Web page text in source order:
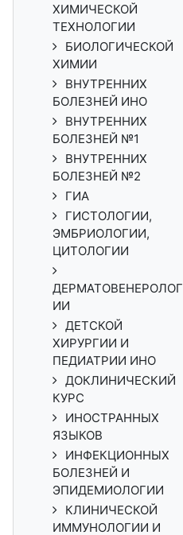
ХИМИЧЕСКОЙ
ТЕХНОЛОГИИ
БИОЛОГИЧЕСКОЙ
ХИМИИ
ВНУТРЕННИХ
БОЛЕЗНЕЙ ИНО
ВНУТРЕННИХ
БОЛЕЗНЕЙ №1
ВНУТРЕННИХ
БОЛЕЗНЕЙ №2
ГИА
ГИСТОЛОГИИ,
ЭМБРИОЛОГИИ,
ЦИТОЛОГИИ
ДЕРМАТОВЕНЕРОЛОГ
ИИ
ДЕТСКОЙ
ХИРУРГИИ И
ПЕДИАТРИИ ИНО
ДОКЛИНИЧЕСКИЙ
КУРС
ИНОСТРАННЫХ
ЯЗЫКОВ
ИНФЕКЦИОННЫХ
БОЛЕЗНЕЙ И
ЭПИДЕМИОЛОГИИ
КЛИНИЧЕСКОЙ
ИММУНОЛОГИИ И